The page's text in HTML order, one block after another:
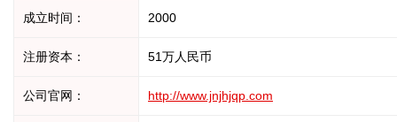
成立时间： 2000
注册资本： 51万人民币
公司官网： http://www.jnjhjqp.com